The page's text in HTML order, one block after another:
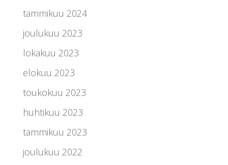
tammikuu 2024
joulukuu 2023
lokakuu 2023
elokuu 2023
toukokuu 2023
huhtikuu 2023
tammikuu 2023
joulukuu 2022